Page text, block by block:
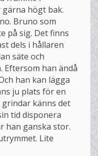
högt bak.
Bruno som
på sig. Det finns
dels i hållaren
säte och
Eftersom han ändå
han kan lägga
ju plats för en
grindar känns det
tid disponera
han ganska stor.
Lite